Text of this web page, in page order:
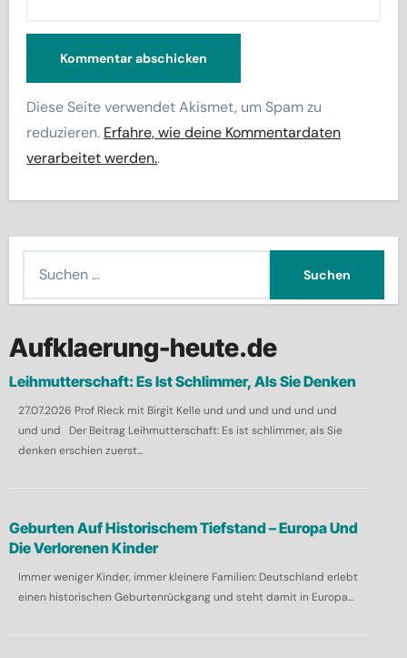
Diese Seite verwendet Akismet, um Spam zu
reduzieren. Erfahre, wie deine Kommentardaten
verarbeitet werden..
h
e
n
n
a
Aufklaerung-heute.de
Leihmutterschaft: Es Ist Schlimmer, Als Sie Denken
27.07.2026 Prof Rieck mit Birgit Kelle und und und und und und
und und Der Beitrag Leihmutterschaft: Es ist schlimmer, als Sie
denken erschien zuerst...
Geburten Auf Historischem Tiefstand – Europa Und
Die Verlorenen Kinder
Immer weniger Kinder, immer kleinere Familien: Deutschland erlebt
einen historischen Geburtenrückgang und steht damit in Europa...